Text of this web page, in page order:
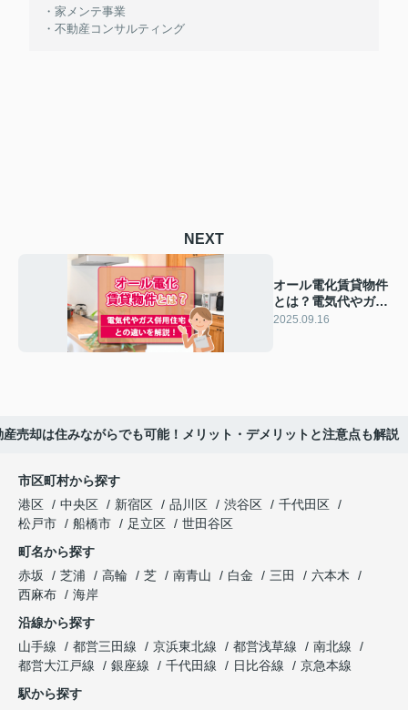
・家メンテ事業
・不動産コンサルティング
NEXT
オール電化賃貸物件
とは？電気代やガス
併用住宅との違いを
2025.09.16
産売却は住みながらでも可能！メリット・デメリットと注意点も解説
市区町村から探す
港区
中央区 新宿区 品川区 渋谷区
千代田区
松戸市
船橋市 足立区
世田谷区
町名から探す
赤坂
芝浦 高輪 芝 南青山 白金 三田
六本木
西麻布
海岸
沿線から探す
山手線
都営三田線 京浜東北線 都営浅草線
南北線
都営大江戸線
銀座線 千代田線 日比谷線
京急本線
駅から探す